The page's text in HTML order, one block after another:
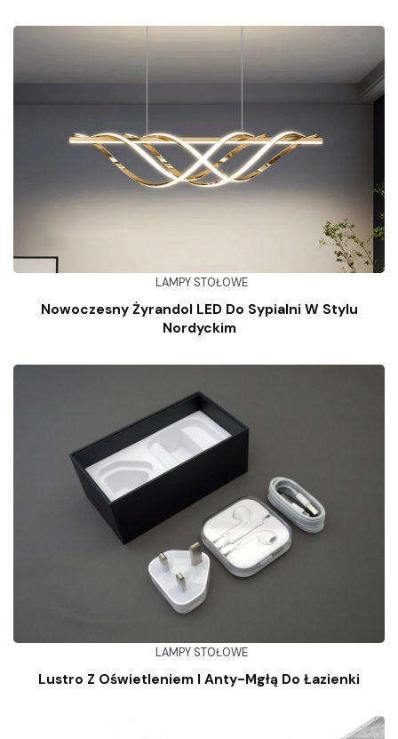
LAMPY STOŁOWE
Nowoczesny Żyrandol LED Do Sypialni W Stylu
Nordyckim
LAMPY STOŁOWE
Lustro Z Oświetleniem I Anty-Mgłą Do Łazienki